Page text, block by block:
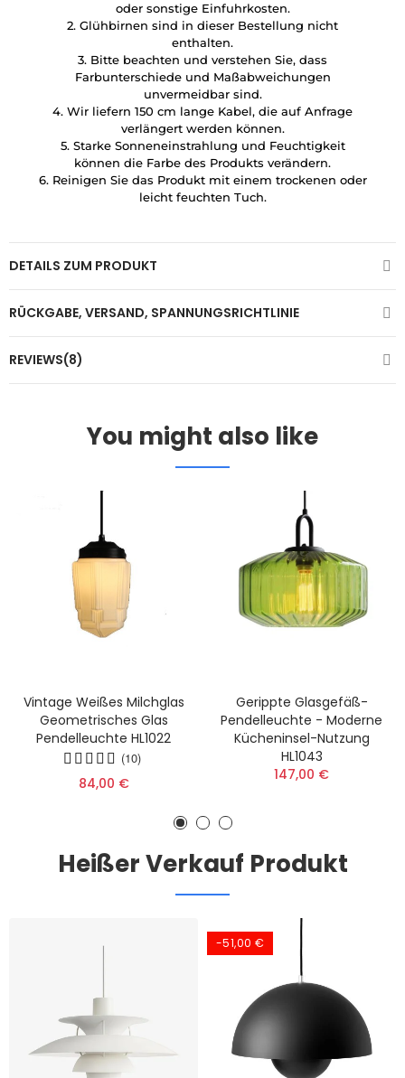
oder sonstige Einfuhrkosten.
2. Glühbirnen sind in dieser Bestellung nicht
enthalten.
3. Bitte beachten und verstehen Sie, dass
Farbunterschiede und Maßabweichungen
unvermeidbar sind.
4. Wir liefern 150 cm lange Kabel, die auf Anfrage
verlängert werden können.
5. Starke Sonneneinstrahlung und Feuchtigkeit
können die Farbe des Produkts verändern.
6. Reinigen Sie das Produkt mit einem trockenen oder
leicht feuchten Tuch.
DETAILS ZUM PRODUKT
RÜCKGABE, VERSAND, SPANNUNGSRICHTLINIE
REVIEWS(8)
You might also like
Vintage Weißes Milchglas
Geometrisches Glas
Pendelleuchte HL1022
(10)
84,00 €
Gerippte Glasgefäß-
Pendelleuchte - Moderne
Kücheninsel-Nutzung
HL1043
147,00 €
Heißer Verkauf Produkt
-51,00 €